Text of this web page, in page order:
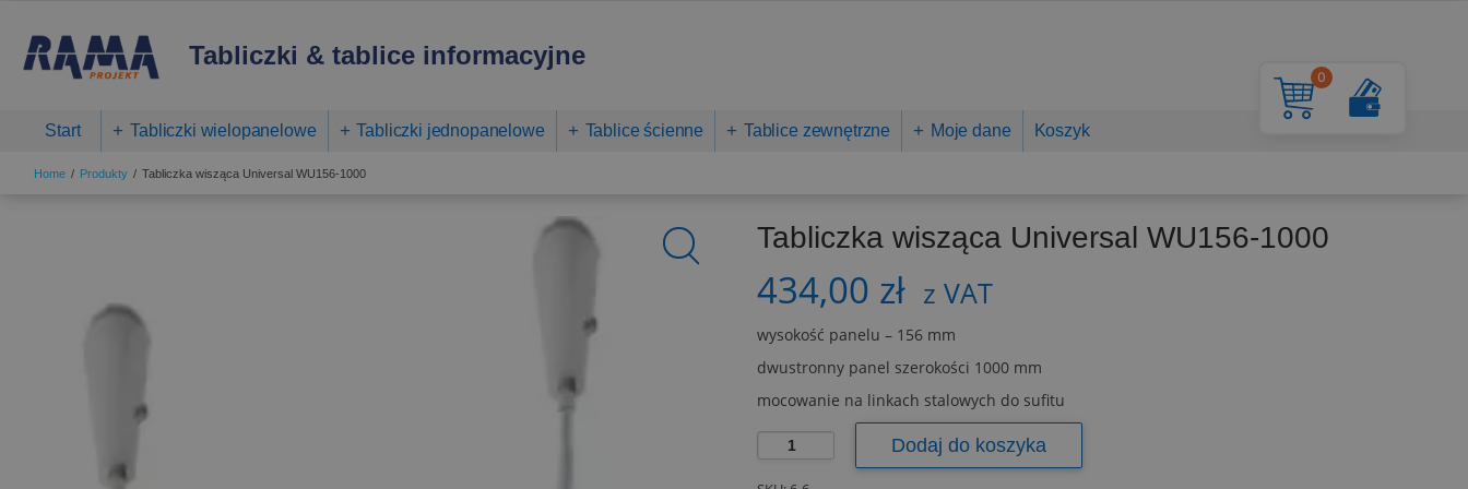
Tabliczki & tablice informacyjne
Start Tabliczki wielopanelowe Tabliczki jednopanelowe Tablice ścienne Tablice zewnętrzne Moje dane Koszyk
Home Produkty Tabliczka wisząca Universal WU156-1000
Tabliczka wisząca Universal WU156-1000
434,00 zł z VAT
wysokość panelu – 156 mm
dwustronny panel szerokości 1000 mm
mocowanie na linkach stalowych do sufitu
Tabliczka
wisząca
Dodaj do koszyka
0